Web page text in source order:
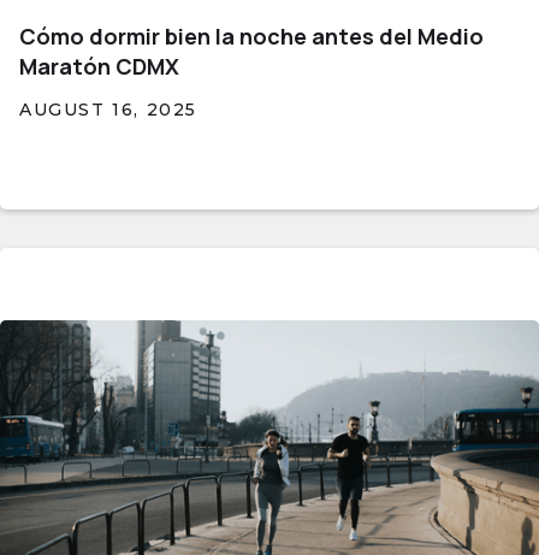
Cómo dormir bien la noche antes del Medio
Maratón CDMX
AUGUST 16, 2025